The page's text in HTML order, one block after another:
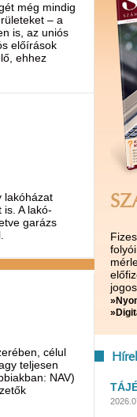
még mindig
– a
is, az uniós
előírások
ehhez
lakóházat
A lakó-
garázs
célul
teljesen
NAV)